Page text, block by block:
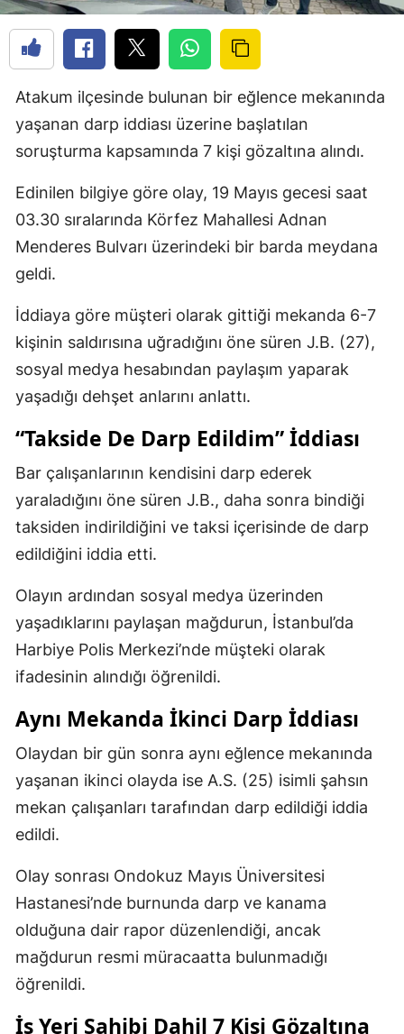
Atakum ilçesinde bulunan bir eğlence mekanında
yaşanan darp iddiası üzerine başlatılan
soruşturma kapsamında 7 kişi gözaltına alındı.
Edinilen bilgiye göre olay, 19 Mayıs gecesi saat
03.30 sıralarında Körfez Mahallesi Adnan
Menderes Bulvarı üzerindeki bir barda meydana
geldi.
İddiaya göre müşteri olarak gittiği mekanda 6-7
kişinin saldırısına uğradığını öne süren J.B. (27),
sosyal medya hesabından paylaşım yaparak
yaşadığı dehşet anlarını anlattı.
“Takside De Darp Edildim” İddiası
Bar çalışanlarının kendisini darp ederek
yaraladığını öne süren J.B., daha sonra bindiği
taksiden indirildiğini ve taksi içerisinde de darp
edildiğini iddia etti.
Olayın ardından sosyal medya üzerinden
yaşadıklarını paylaşan mağdurun, İstanbul’da
Harbiye Polis Merkezi’nde müşteki olarak
ifadesinin alındığı öğrenildi.
Aynı Mekanda İkinci Darp İddiası
Olaydan bir gün sonra aynı eğlence mekanında
yaşanan ikinci olayda ise A.S. (25) isimli şahsın
mekan çalışanları tarafından darp edildiği iddia
edildi.
Olay sonrası Ondokuz Mayıs Üniversitesi
Hastanesi’nde burnunda darp ve kanama
olduğuna dair rapor düzenlendiği, ancak
mağdurun resmi müracaatta bulunmadığı
öğrenildi.
İş Yeri Sahibi Dahil 7 Kişi Gözaltına